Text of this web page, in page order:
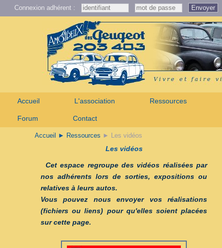
Connexion adhérent : Envoyer
Accueil L'association Ressources
Forum Contact
Accueil ► Ressources ► Les vidéos
Les vidéos
Cet espace regroupe des vidéos réalisées par
nos adhérents lors de sorties, expositions ou
relatives à leurs autos.
Vous pouvez nous envoyer vos réalisations
(fichiers ou liens) pour qu'elles soient placées
sur cette page.